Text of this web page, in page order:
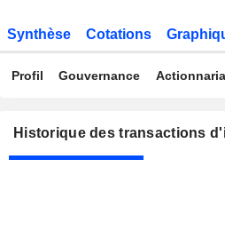
Synthèse Cotations
Profil Gouvernance
Historique des transactions